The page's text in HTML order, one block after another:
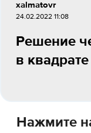
xalmatovr
24.02.2022 11:08
Решение
в квадрате
Нажмите